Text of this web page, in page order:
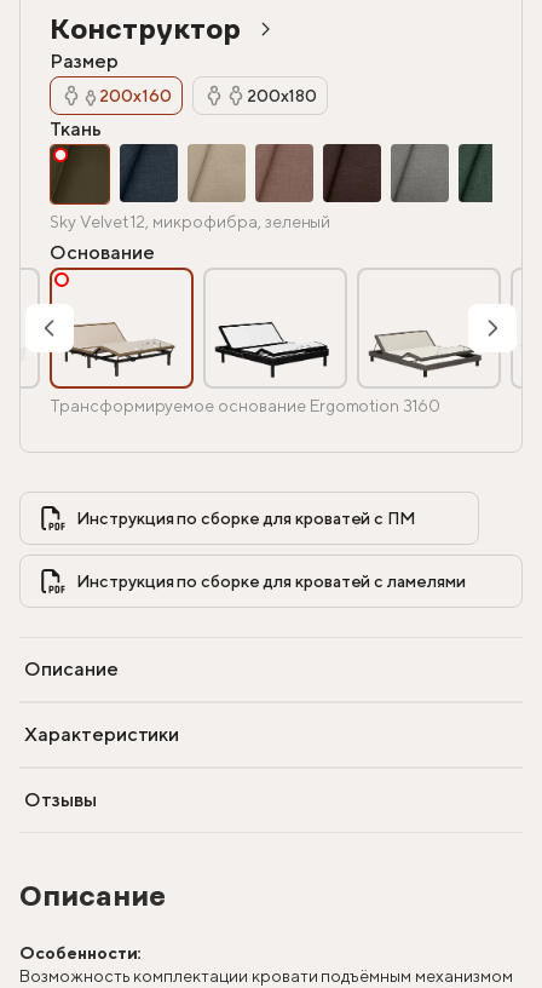
Описание
Особенности:
Возможность комплектации кровати подъёмным механизмом
Конструктор
Размер
200х160 200х180
Ткань
Sky Velvet 12, микрофибра, зеленый
Основание
Трансформируемое основание Ergomotion 3160
Инструкция по сборке для кроватей с ПМ
Описание
Характеристики
Отзывы